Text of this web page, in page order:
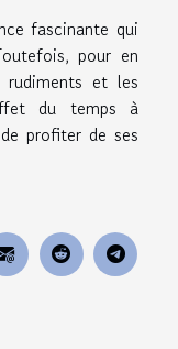
fascinante qui
pour en
et les
du temps à
profiter de ses